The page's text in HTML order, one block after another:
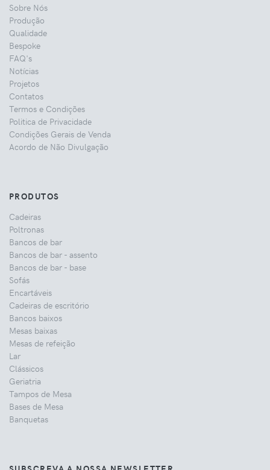
Sobre Nós
Produção
Qualidade
Bespoke
FAQ's
Notícias
Projetos
Contatos
Termos e Condições
Politica de Privacidade
Condições Gerais de Venda
Acordo de Não Divulgação
PRODUTOS
Cadeiras
Poltronas
Bancos de bar
Bancos de bar - assento
Bancos de bar - base
Sofás
Encartáveis
Cadeiras de escritório
Bancos baixos
Mesas baixas
Mesas de refeição
Lar
Clássicos
Geriatria
Tampos de Mesa
Bases de Mesa
Banquetas